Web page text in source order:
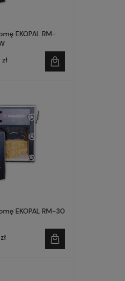
EKOPAL RM-
EKOPAL RM-30